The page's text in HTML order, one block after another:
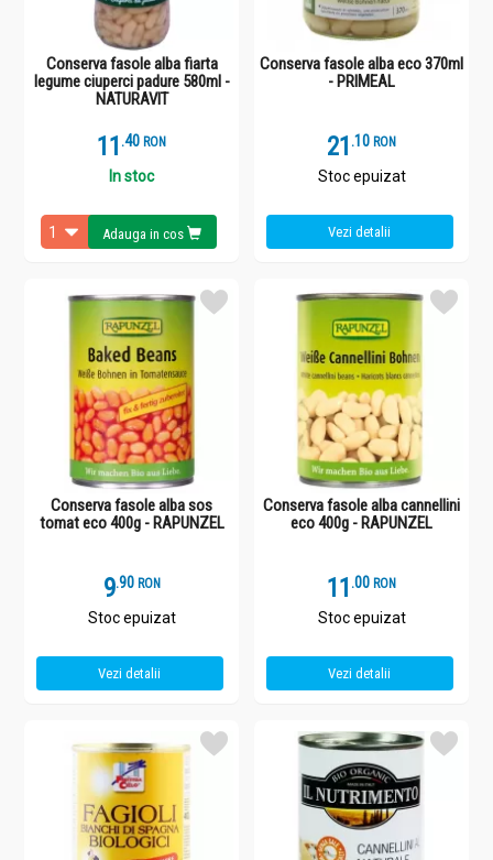
Conserva fasole alba fiarta
legume ciuperci padure 580ml -
NATURAVIT
11 .4 RON
In stoc
Adauga in cos
Conserva fasole alba eco 370ml
- PRIMEAL
21 .1 RON
Stoc epuizat
Vezi detalii
Conserva fasole alba sos
tomat eco 400g - RAPUNZEL
9.9 RON
Stoc epuizat
Vezi detalii
Conserva fasole alba cannellini
eco 400g - RAPUNZEL
11 .0 RON
Stoc epuizat
Vezi detalii